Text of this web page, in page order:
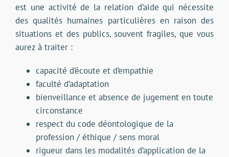
est une activité de la relation d’aide qui nécessite
des qualités humaines particulières en raison des
situations et des publics, souvent fragiles, que vous
aurez à traiter :
capacité d’écoute et d’empathie
faculté d’adaptation
bienveillance et absence de jugement en toute
circonstance
respect du code déontologique de la
profession / éthique / sens moral
rigueur dans les modalités d’application de la